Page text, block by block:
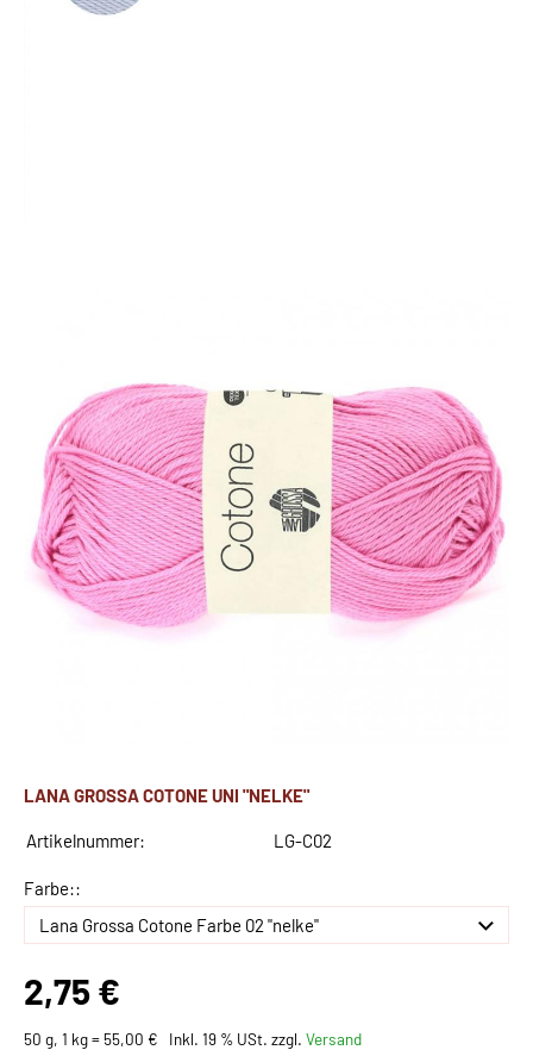
LANA GROSSA COTONE UNI "NELKE"
Artikelnummer: LG-C02
Farbe::
2,75 €
50 g, 1 kg = 55,00 € Inkl. 19 % USt. zzgl. Versand